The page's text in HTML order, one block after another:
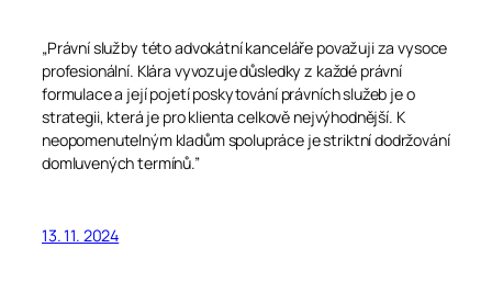
„Právní služby této advokátní kanceláře považuji za vysoce
profesionální. Klára vyvozuje důsledky z každé právní
formulace a její pojetí poskytování právních služeb je o
strategii, která je pro klienta celkově nejvýhodnější. K
neopomenutelným kladům spolupráce je striktní dodržování
domluvených termínů.”
13. 11. 2024